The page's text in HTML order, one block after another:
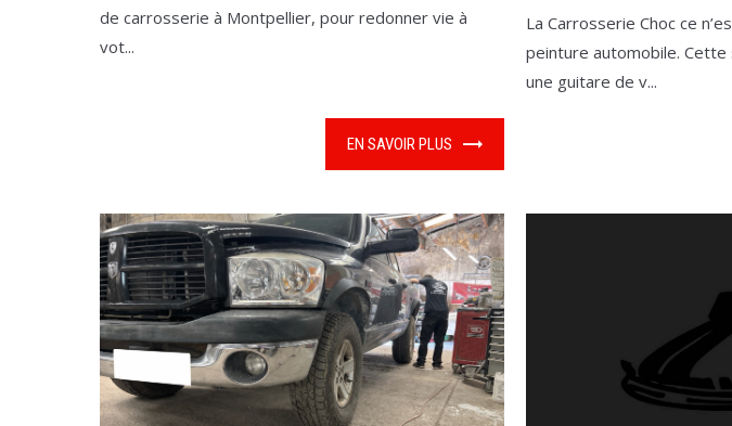
de carrosserie à Montpellier, pour redonner vie à
vot...
EN SAVOIR PLUS
La Carrosserie Choc ce
peinture automobile. Cette
une guitare de v...